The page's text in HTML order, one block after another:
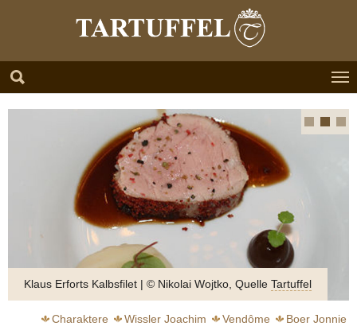
Klaus Erforts Kalbsfilet | © Nikolai Wojtko, Quelle Tartuffel
Charaktere Wissler Joachim Vendôme
Boer Jonnie